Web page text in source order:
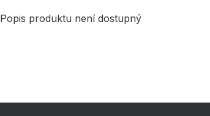
Popis produktu není dostupný